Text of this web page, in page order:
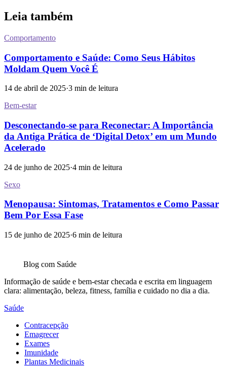
Leia também
Comportamento
Comportamento e Saúde: Como Seus Hábitos
Moldam Quem Você É
14 de abril de 2025·3 min de leitura
Bem-estar
Desconectando-se para Reconectar: A Importância
da Antiga Prática de ‘Digital Detox’ em um Mundo
Acelerado
24 de junho de 2025·4 min de leitura
Sexo
Menopausa: Sintomas, Tratamentos e Como Passar
Bem Por Essa Fase
15 de junho de 2025·6 min de leitura
Blog com Saúde
Informação de saúde e bem-estar checada e escrita em linguagem
clara: alimentação, beleza, fitness, família e cuidado no dia a dia.
Saúde
Contracepção
Emagrecer
Exames
Imunidade
Plantas Medicinais